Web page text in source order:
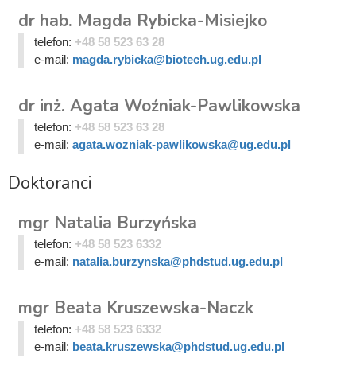
dr hab. Magda Rybicka-Misiejko
telefon: +48 58 523 63 28
e-mail: magda.rybicka@biotech.ug.edu.pl
dr inż. Agata Woźniak-Pawlikowska
telefon: +48 58 523 63 28
e-mail: agata.wozniak-pawlikowska@ug.edu.pl
Doktoranci
mgr Natalia Burzyńska
telefon: +48 58 523 6332
e-mail: natalia.burzynska@phdstud.ug.edu.pl
mgr Beata Kruszewska-Naczk
telefon: +48 58 523 6332
e-mail: beata.kruszewska@phdstud.ug.edu.pl